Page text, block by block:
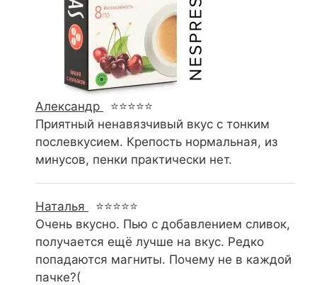
Александр
⭐⭐⭐⭐⭐
Приятный ненавязчивый вкус с тонким
послевкусием. Крепость нормальная, из
минусов, пенки практически нет.
Наталья
⭐⭐⭐⭐⭐
Очень вкусно. Пью с добавлением сливок,
получается ещё лучше на вкус. Редко
попадаются магниты. Почему не в каждой
пачке?(